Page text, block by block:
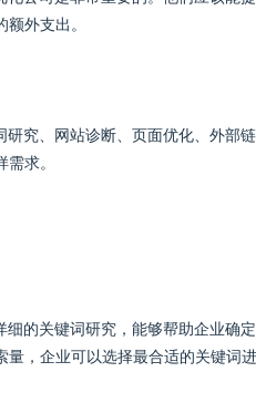
外支出。
研究、网站诊断、页面优化、外部
求。
细的关键词研究，能够帮助企业确
量，企业可以选择最合适的关键词